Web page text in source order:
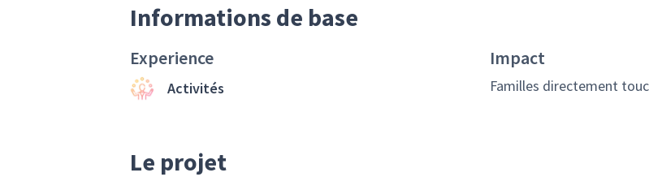
Informations de base
Experience
Activités
Impact
Familles directement
Le projet